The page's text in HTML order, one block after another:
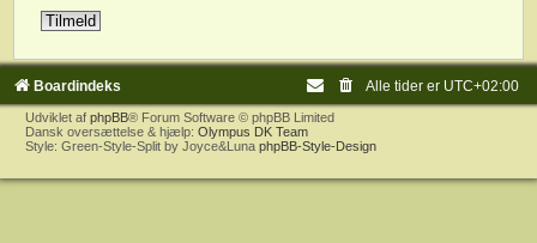
Tilmeld
Boardindeks Alle tider er UTC+02:00
Udviklet af phpBB® Forum Software © phpBB Limited
Dansk oversættelse & hjælp: Olympus DK Team
Style: Green-Style-Split by Joyce&Luna phpBB-Style-Design